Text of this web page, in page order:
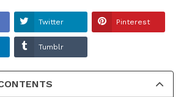
Twitter Pinterest
Tumblr